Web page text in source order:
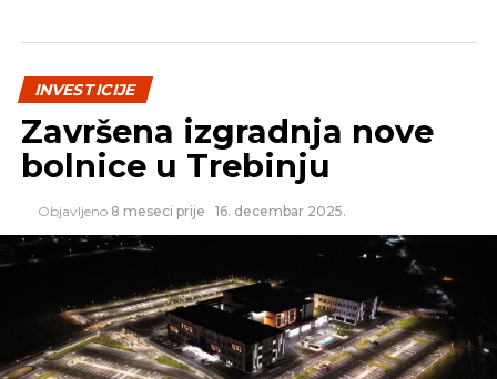
budu i na dugim tržištima.
REKLAMA
Izvor: Beta
SLIČNE TEME:
INVESTICIJE
Završena izgradnja nove
bolnice u Trebinju
Objavljeno 8 meseci prije 16. decembar 2025.